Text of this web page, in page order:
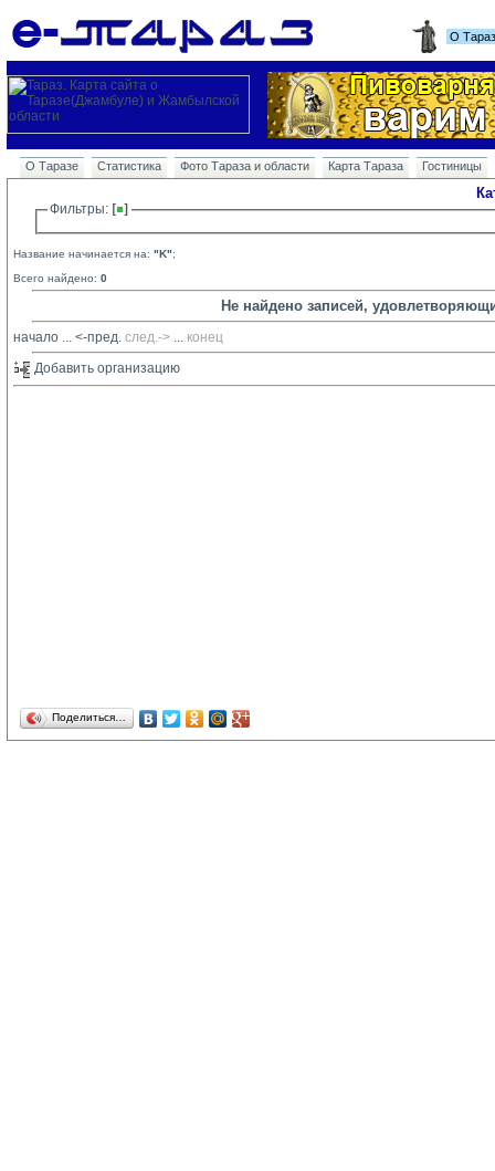
О
О Таразе Статистика Фото Тараза и области Карта Тараза Гостиницы
Фильтры:
Название начинается на: "K";
Всего найдено: 0
Не найдено записей,
начало ... <-пред. след.-> ... конец
Добавить организацию
Поделиться…